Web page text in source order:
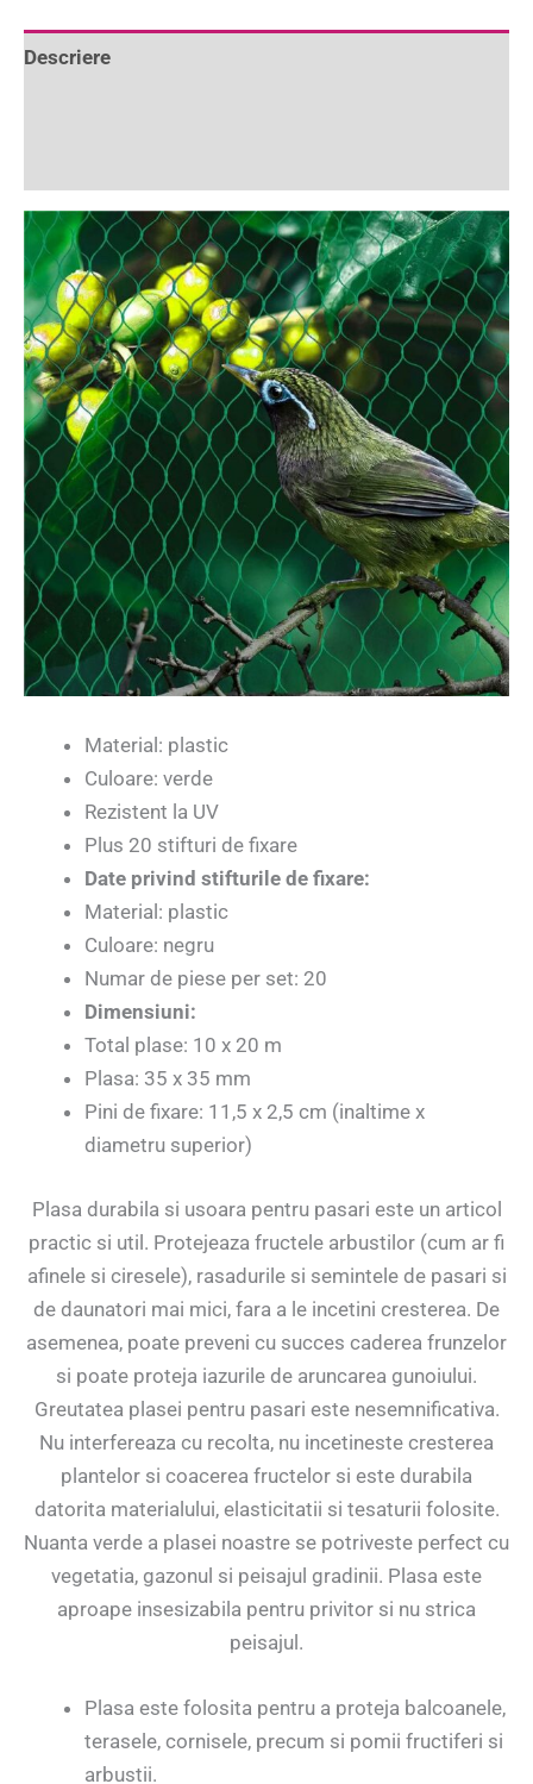
Descriere
Material: plastic
Culoare: verde
Rezistent la UV
Plus 20 stifturi de fixare
Date privind stifturile de fixare:
Material: plastic
Culoare: negru
Numar de piese per set: 20
Dimensiuni:
Total plase: 10 x 20 m
Plasa: 35 x 35 mm
Pini de fixare: 11,5 x 2,5 cm (inaltime x
diametru superior)
Plasa durabila si usoara pentru pasari este un articol
practic si util. Protejeaza fructele arbustilor (cum ar fi
afinele si ciresele), rasadurile si semintele de pasari si
de daunatori mai mici, fara a le incetini cresterea. De
asemenea, poate preveni cu succes caderea frunzelor
si poate proteja iazurile de aruncarea gunoiului.
Greutatea plasei pentru pasari este nesemnificativa.
Nu interfereaza cu recolta, nu incetineste cresterea
plantelor si coacerea fructelor si este durabila
datorita materialului, elasticitatii si tesaturii folosite.
Nuanta verde a plasei noastre se potriveste perfect cu
vegetatia, gazonul si peisajul gradinii. Plasa este
aproape insesizabila pentru privitor si nu strica
peisajul.
Plasa este folosita pentru a proteja balcoanele,
terasele, cornisele, precum si pomii fructiferi si
arbustii.